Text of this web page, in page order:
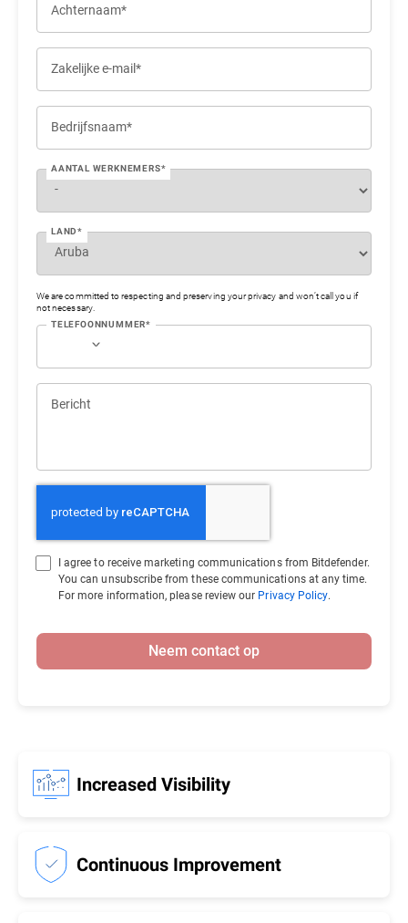
Increased Visibility
Continuous Improvement
Achternaam*
Zakelijke e-mail*
Bedrijfsnaam*
AANTAL WERKNEMERS*
LAND*
We are committed to respecting and preserving your privacy and won’t call you if
not necessary.
TELEFOONNUMMER*
Bericht
I agree to receive marketing communications from Bitdefender.
You can unsubscribe from these communications at any time.
For more information, please review our Privacy Policy.
Neem contact op